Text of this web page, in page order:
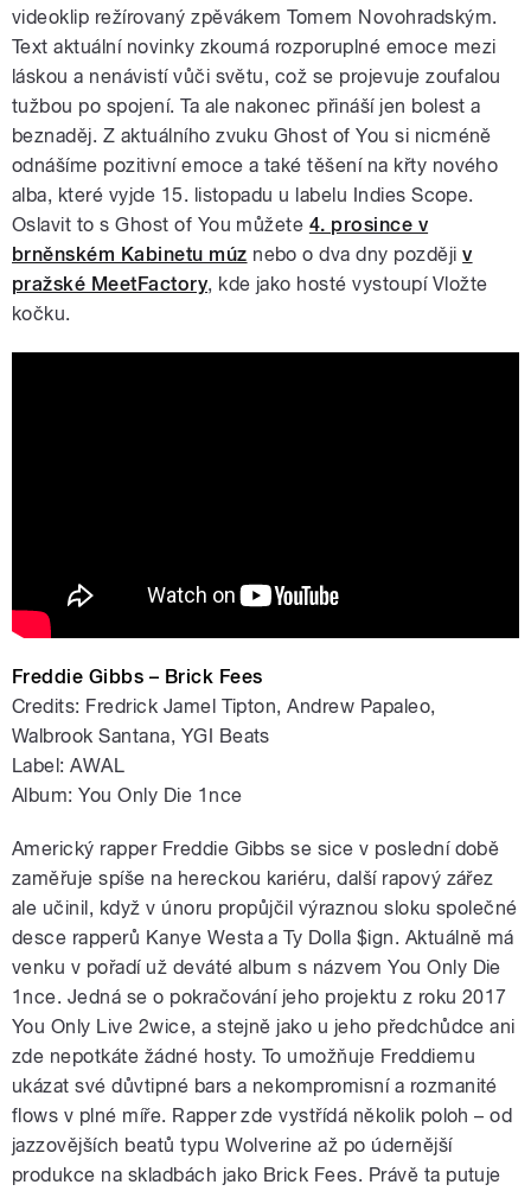
videoklip režírovaný zpěvákem Tomem Novohradským.
Text aktuální novinky zkoumá rozporuplné emoce mezi
láskou a nenávistí vůči světu, což se projevuje zoufalou
tužbou po spojení. Ta ale nakonec přináší jen bolest a
beznaděj. Z aktuálního zvuku Ghost of You si nicméně
odnášíme pozitivní emoce a také těšení na křty nového
alba, které vyjde 15. listopadu u labelu Indies Scope.
Oslavit to s Ghost of You můžete 4. prosince v
brněnském Kabinetu múz nebo o dva dny pozdějiv
pražské MeetFactory, kde jako hosté vystoupí Vložte
kočku.
Freddie Gibbs – Brick Fees
Credits: Fredrick Jamel Tipton, Andrew Papaleo,
Walbrook Santana, YGI Beats
Label: AWAL
Album: You Only Die 1nce
Americký rapper Freddie Gibbs se sice v poslední době
zaměřuje spíše na hereckou kariéru, další rapový zářez
ale učinil, když v únoru propůjčil výraznou sloku společné
desce rapperů Kanye Westa a Ty Dolla $ign. Aktuálně má
venku v pořadí už deváté album s názvem You Only Die
1nce. Jedná se o pokračování jeho projektu z roku 2017
You Only Live 2wice, a stejně jako u jeho předchůdce ani
zde nepotkáte žádné hosty. To umožňuje Freddiemu
ukázat své důvtipné bars a nekompromisní a rozmanité
flows v plné míře. Rapper zde vystřídá několik poloh – od
jazzovějších beatů typu Wolverine až po údernější
produkce na skladbách jako Brick Fees. Právě ta putuje